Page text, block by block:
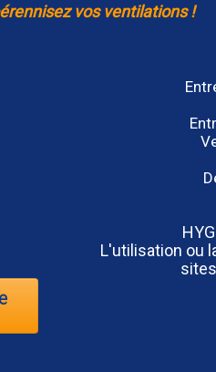
vos ventilations !
L'utilisation ou